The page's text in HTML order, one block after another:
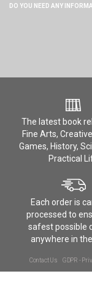
DO YOU NEED ANY
The latest book
Fine Arts,
Games, History,
Practical
Each order is
processed to
safest possible
anywhere in
Contact Us GDPR -